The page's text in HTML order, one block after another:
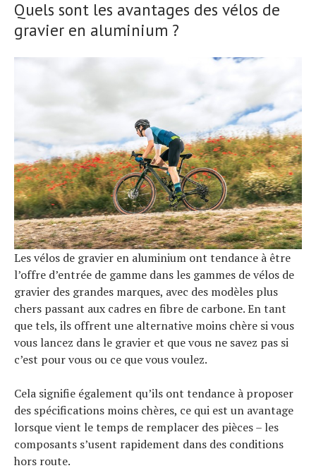
Quels sont les avantages des vélos de
gravier en aluminium ?
Les vélos de gravier en aluminium ont tendance à être
l’offre d’entrée de gamme dans les gammes de vélos de
gravier des grandes marques, avec des modèles plus
chers passant aux cadres en fibre de carbone. En tant
que tels, ils offrent une alternative moins chère si vous
vous lancez dans le gravier et que vous ne savez pas si
c’est pour vous ou ce que vous voulez.
Cela signifie également qu’ils ont tendance à proposer
des spécifications moins chères, ce qui est un avantage
lorsque vient le temps de remplacer des pièces – les
composants s’usent rapidement dans des conditions
hors route.